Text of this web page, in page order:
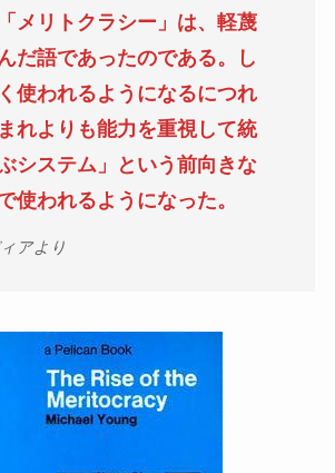
メリトクラシー」は、軽蔑
だ語であったのである。し
使われるようになるにつれ
れよりも能力を重視して統
システム」という前向きな
使われるようになった。
アより